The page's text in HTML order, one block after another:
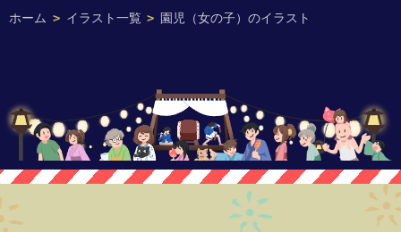
ホーム > イラスト一覧 > 園児（女の子）のイラスト